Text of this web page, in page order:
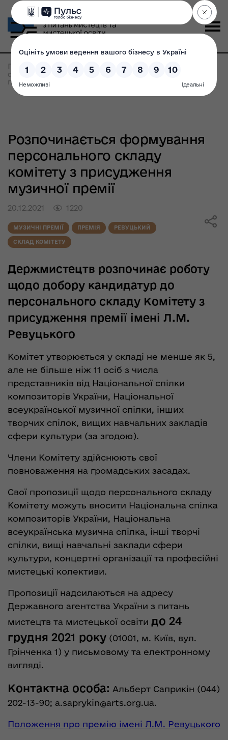
Головна Всі новини >
Розпочинається
формування персонального складу комітету з
присудження музичної премії
Розпочинається формування
персонального складу
комітету з присудження
музичної премії
20.12.2021 1220
МУЗИЧНІ ПРЕМІЇ ПРЕМІЯ РЕВУЦЬКИЙ
СКЛАД КОМІТЕТУ
Держмистецтв розпочинає роботу
щодо добору кандидатур до
персонального складу Комітету з
присудження премії імені Л.М.
Ревуцького
Комітет утворюється у складі не менше як 5,
але не більше ніж 11 осіб з числа
представників від Національної спілки
композиторів України, Національної
всеукраїнської музичної спілки, інших
творчих спілок, вищих навчальних закладів
сфери культури (за згодою).
Члени Комітету здійснюють свої
повноваження на громадських засадах.
Свої пропозиції щодо персонального складу
Комітету можуть вносити Національна спілка
композиторів України, Національна
всеукраїнська музична спілка, інші творчі
спілки, вищі навчальні заклади сфери
культури, концертні організації та професійні
мистецькі колективи.
Пропозиції надсилаються на адресу
Державного агентства України з питань
мистецтв та мистецької освіти до 24
грудня 2021 року (01001, м. Київ, вул.
Грінченка 1) у письмовому та електронному
вигляді.
Контактна особа: Альберт Саприкін (044)
202-13-90; a.saprykin@arts.org.ua.
Положення про премію імені Л.М. Ревуцького